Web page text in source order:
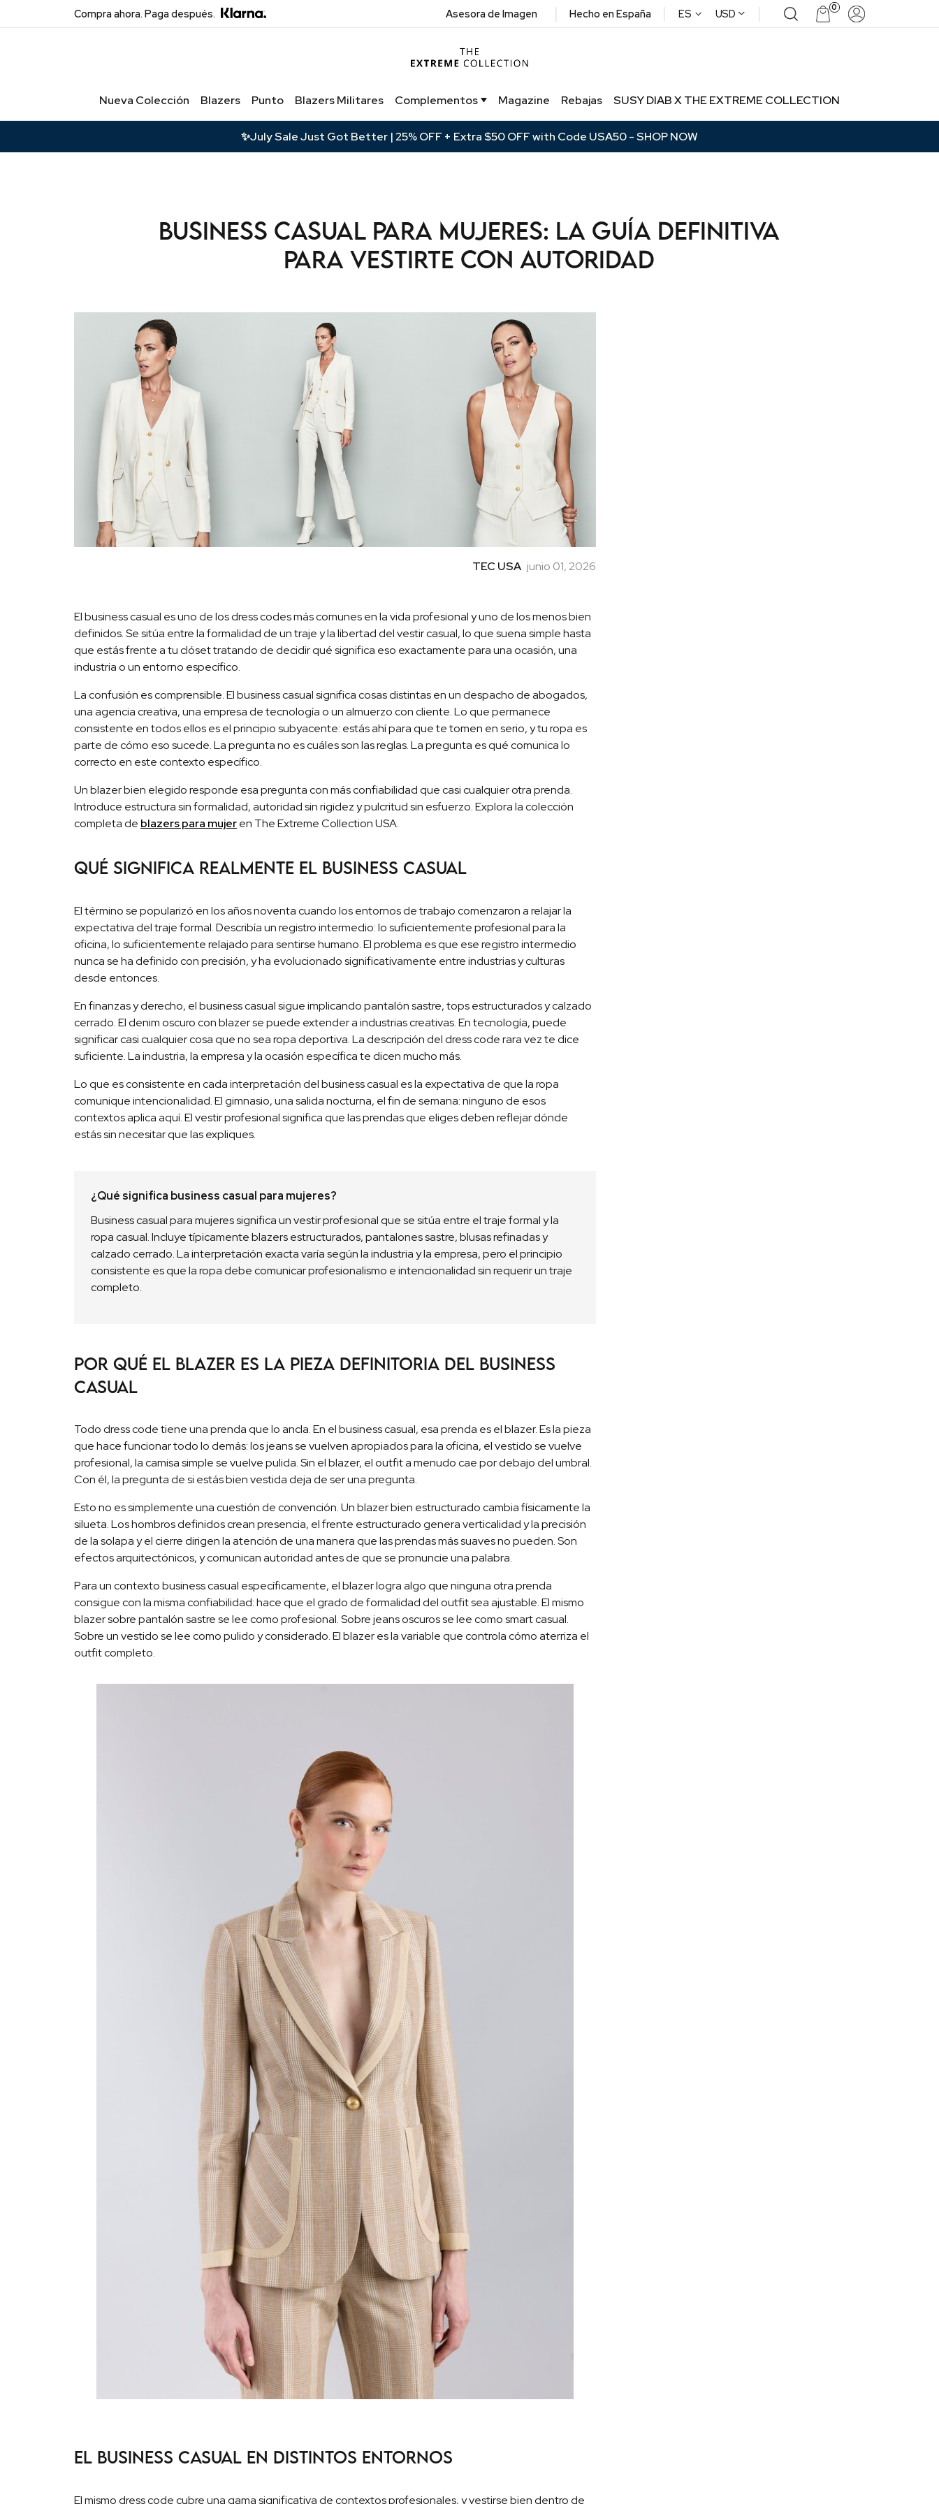
✨July Sale Just Got Better | 25% OFF + Extra $50 OFF with Code USA50- SHOP NOW
Compra ahora. Paga después. Asesora de Imagen | Hecho en España | ES USD ^ | 0
Nueva Colección Blazers Punto Blazers Militares Complementos Magazine Rebajas SUSY DIAB X THE EXTREME COLLECTION
Business casual para mujeres: la guía definitiva
para vestirte con autoridad
TEC USA junio 01, 2026
El business casual es uno de los dress codes más comunes en la vida profesional y uno de los menos bien
definidos. Se sitúa entre la formalidad de un traje y la libertad del vestir casual, lo que suena simple hasta
que estás frente a tu clóset tratando de decidir qué significa eso exactamente para una ocasión, una
industria o un entorno específico.
La confusión es comprensible. El business casual significa cosas distintas en un despacho de abogados,
una agencia creativa, una empresa de tecnología o un almuerzo con cliente. Lo que permanece
consistente en todos ellos es el principio subyacente: estás ahí para que te tomen en serio, y tu ropa es
parte de cómo eso sucede. La pregunta no es cuáles son las reglas. La pregunta es qué comunica lo
correcto en este contexto específico.
Un blazer bien elegido responde esa pregunta con más confiabilidad que casi cualquier otra prenda.
Introduce estructura sin formalidad, autoridad sin rigidez y pulcritud sin esfuerzo. Explora la colección
completa de blazers para mujeren The Extreme Collection USA.
Qué significa realmente el business casual
El término se popularizó en los años noventa cuando los entornos de trabajo comenzaron a relajar la
expectativa del traje formal. Describía un registro intermedio: lo suficientemente profesional para la
oficina, lo suficientemente relajado para sentirse humano. El problema es que ese registro intermedio
nunca se ha definido con precisión, y ha evolucionado significativamente entre industrias y culturas
desde entonces.
En finanzas y derecho, el business casual sigue implicando pantalón sastre, tops estructurados y calzado
cerrado. El denim oscuro con blazer se puede extender a industrias creativas. En tecnología, puede
significar casi cualquier cosa que no sea ropa deportiva. La descripción del dress code rara vez te dice
suficiente. La industria, la empresa y la ocasión específica te dicen mucho más.
Lo que es consistente en cada interpretación del business casual es la expectativa de que la ropa
comunique intencionalidad. El gimnasio, una salida nocturna, el fin de semana: ninguno de esos
contextos aplica aquí. El vestir profesional significa que las prendas que eliges deben reflejar dónde
estás sin necesitar que las expliques.
¿Qué significa business casual para mujeres?
Business casual para mujeres significa un vestir profesional que se sitúa entre el traje formal y la
ropa casual. Incluye típicamente blazers estructurados, pantalones sastre, blusas refinadas y
calzado cerrado. La interpretación exacta varía según la industria y la empresa, pero el principio
consistente es que la ropa debe comunicar profesionalismo e intencionalidad sin requerir un traje
completo.
Por qué el blazer es la pieza definitoria del business
casual
Todo dress code tiene una prenda que lo ancla. En el business casual, esa prenda es el blazer. Es la pieza
que hace funcionar todo lo demás: los jeans se vuelven apropiados para la oficina, el vestido se vuelve
profesional, la camisa simple se vuelve pulida. Sin el blazer, el outfit a menudo cae por debajo del umbral.
Con él, la pregunta de si estás bien vestida deja de ser una pregunta.
Esto no es simplemente una cuestión de convención. Un blazer bien estructurado cambia físicamente la
silueta. Los hombros definidos crean presencia, el frente estructurado genera verticalidad y la precisión
de la solapa y el cierre dirigen la atención de una manera que las prendas más suaves no pueden. Son
efectos arquitectónicos, y comunican autoridad antes de que se pronuncie una palabra.
Para un contexto business casual específicamente, el blazer logra algo que ninguna otra prenda
consigue con la misma confiabilidad: hace que el grado de formalidad del outfit sea ajustable. El mismo
blazer sobre pantalón sastre se lee como profesional. Sobre jeans oscuros se lee como smart casual.
Sobre un vestido se lee como pulido y considerado. El blazer es la variable que controla cómo aterriza el
outfit completo.
El business casual en distintos entornos
El mismo dress code cubre una gama significativa de contextos profesionales, y vestirse bien dentro de
Únete para recibir ofertas exclusivas,
Correo